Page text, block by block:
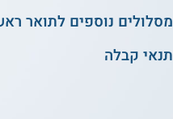
מסלולים נוספים לתואר
תנאי קבלה